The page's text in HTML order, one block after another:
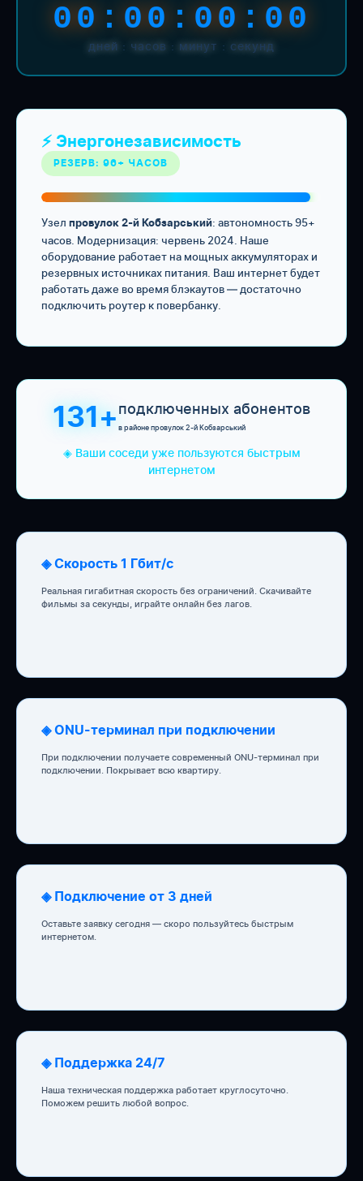
00:00:00:00
дней : часов : минут : секунд
⚡ Энергонезависимость
РЕЗЕРВ: 96+ ЧАСОВ
Узел провулок 2-й Кобзарський: автономность 95+
часов. Модернизация: червень 2024. Наше
оборудование работает на мощных аккумуляторах и
резервных источниках питания. Ваш интернет будет
работать даже во время блэкаутов — достаточно
подключить роутер к повербанку.
131+подключенных абонентов
в районе провулок 2-й Кобзарський
◈ Ваши соседи уже пользуются быстрым
интернетом
◈ Скорость 1 Гбит/с
Реальная гигабитная скорость без ограничений. Скачивайте
фильмы за секунды, играйте онлайн без лагов.
◈ ONU-терминал при подключении
При подключении получаете современный ONU-терминал при
подключении. Покрывает всю квартиру.
◈ Подключение от 3 дней
Оставьте заявку сегодня — скоро пользуйтесь быстрым
интернетом.
◈ Поддержка 24/7
Наша техническая поддержка работает круглосуточно.
Поможем решить любой вопрос.